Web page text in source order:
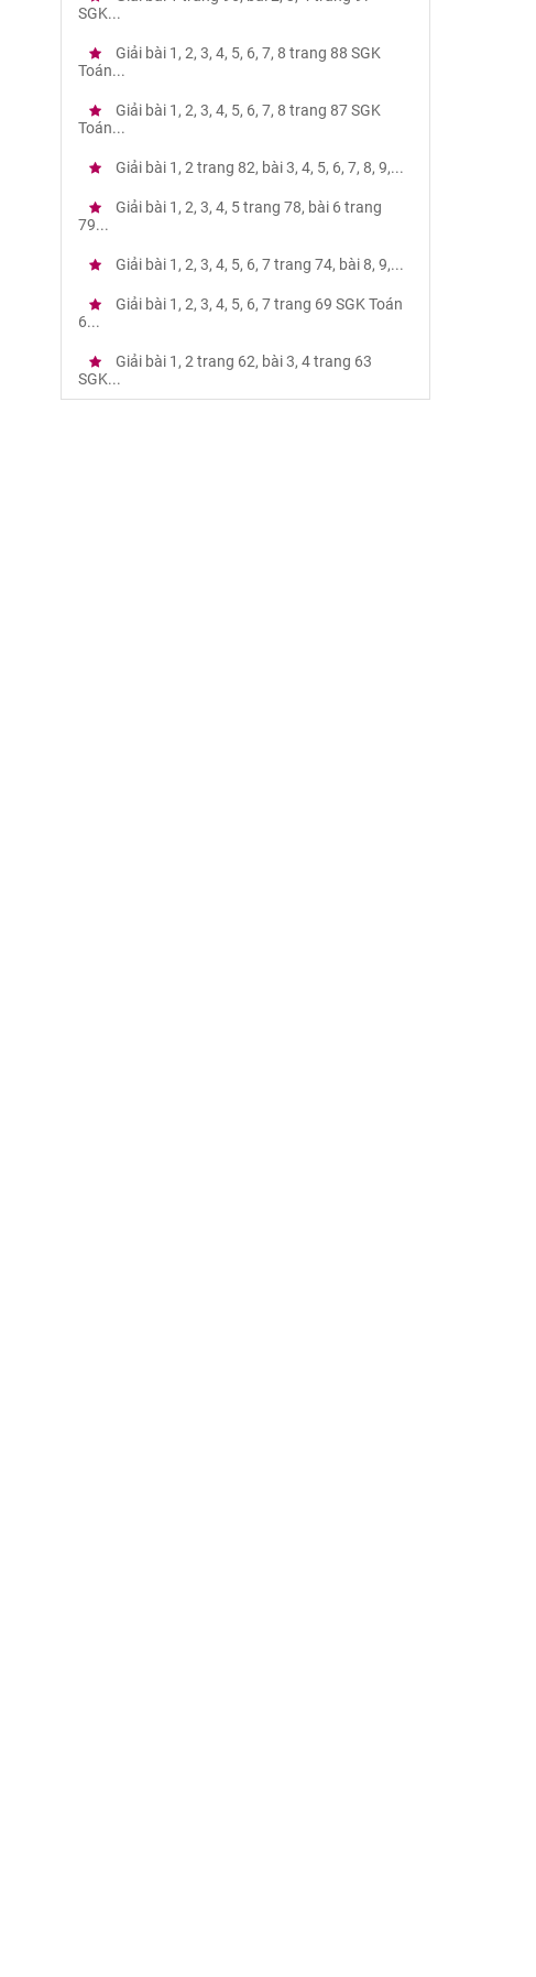
SGK...
Giải bài 1, 2, 3, 4, 5, 6, 7, 8 trang 88 SGK
Toán...
Giải bài 1, 2, 3, 4, 5, 6, 7, 8 trang 87 SGK
Toán...
Giải bài 1, 2 trang 82, bài 3, 4, 5, 6, 7, 8, 9,...
Giải bài 1, 2, 3, 4, 5 trang 78, bài 6 trang
79...
Giải bài 1, 2, 3, 4, 5, 6, 7 trang 74, bài 8, 9,...
Giải bài 1, 2, 3, 4, 5, 6, 7 trang 69 SGK Toán
6...
Giải bài 1, 2 trang 62, bài 3, 4 trang 63
SGK...